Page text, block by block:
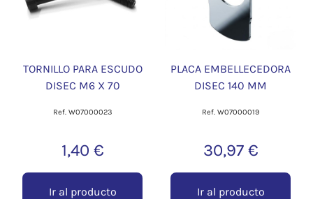
TORNILLO PARA ESCUDO
DISEC M6 X 70
Ref. W07000023
1,40 €
Ir al producto
PLACA EMBELLECEDORA
DISEC 140 MM
Ref. W07000019
30,97 €
Ir al producto